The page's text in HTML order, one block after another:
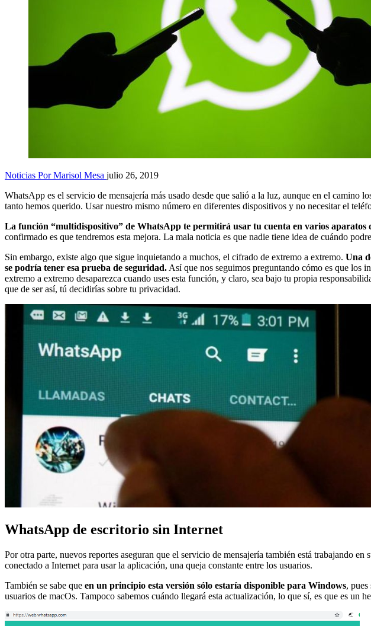
Noticias Por Marisol Mesa julio 26, 2019
WhatsApp es el servicio de mensajería más usado desde que salió a la luz, aunque en el
tanto hemos querido. Usar nuestro mismo número en diferentes dispositivos y no necesitar el
La función “multidispositivo” de WhatsApp te permitirá usar tu cuenta en varios
confirmado es que tendremos esta mejora. La mala noticia es que nadie tiene idea de cuándo
Sin embargo, existe algo que sigue inquietando a muchos, el cifrado de extremo a extremo. Una
se podría tener esa prueba de seguridad. Así que nos seguimos preguntando cómo es que los
extremo a extremo desaparezca cuando uses esta función, y claro, sea bajo tu propia
que de ser así, tú decidirías sobre tu privacidad.
WhatsApp de escritorio sin Internet
Por otra parte, nuevos reportes aseguran que el servicio de mensajería también está trabajando
conectado a Internet para usar la aplicación, una queja constante entre los usuarios.
También se sabe que en un principio esta versión sólo estaría disponible para Windows,
usuarios de macOs. Tampoco sabemos cuándo llegará esta actualización, lo que sí, es que es un